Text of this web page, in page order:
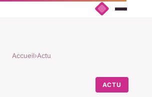
Accueil›Actu
ACTU